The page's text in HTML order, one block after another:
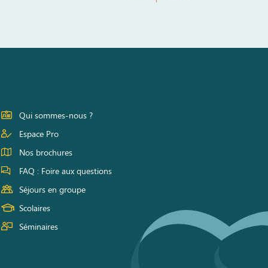
Qui sommes-nous ?
Espace Pro
Nos brochures
FAQ : Foire aux questions
Séjours en groupe
Scolaires
Séminaires